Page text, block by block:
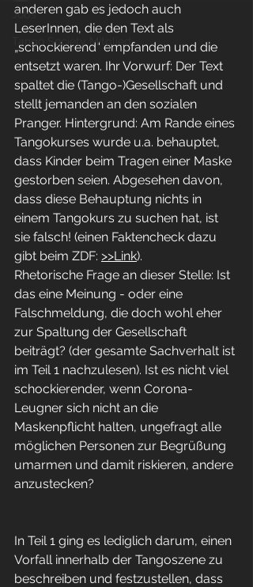
Jobs
Tango Society Mitglied
anderen gab es jedoch auch
LeserInnen, die den Text als
„schockierend“ empfanden und die
entsetzt waren. Ihr Vorwurf: Der Text
spaltet die (Tango-)Gesellschaft und
stellt jemanden an den sozialen
Pranger. Hintergrund: Am Rande eines
Tangokurses wurde u.a. behauptet,
dass Kinder beim Tragen einer Maske
gestorben seien. Abgesehen davon,
dass diese Behauptung nichts in
einem Tangokurs zu suchen hat, ist
sie falsch! (einen Faktencheck dazu
gibt beim ZDF: >>Link).
Rhetorische Frage an dieser Stelle: Ist
das eine Meinung - oder eine
Falschmeldung, die doch wohl eher
zur Spaltung der Gesellschaft
beiträgt? (der gesamte Sachverhalt ist
im Teil 1 nachzulesen). Ist es nicht viel
schockierender, wenn Corona-
Leugner sich nicht an die
Maskenpflicht halten, ungefragt alle
möglichen Personen zur Begrüßung
umarmen und damit riskieren, andere
anzustecken?
In Teil 1 ging es lediglich darum, einen
Vorfall innerhalb der Tangoszene zu
beschreiben und festzustellen, dass